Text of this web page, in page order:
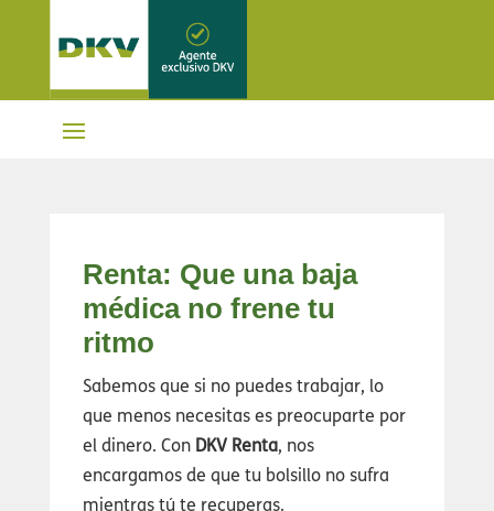
Renta: Que una baja
médica no frene tu
ritmo
Sabemos que si no puedes trabajar, lo
que menos necesitas es preocuparte por
el dinero. Con DKV Renta, nos
encargamos de que tu bolsillo no sufra
mientras tú te recuperas.